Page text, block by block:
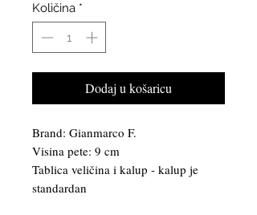
Količina *
Dodaj u košaricu
Brand: Gianmarco F.
Visina pete: 9 cm
Tablica veličina i kalup - kalup je
standardan